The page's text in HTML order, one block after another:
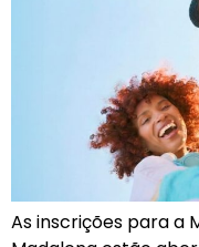
As inscrições para a